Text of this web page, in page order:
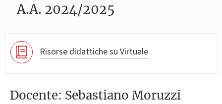
A.A. 2024/2025
Risorse didattiche su Virtuale
Docente: Sebastiano Moruzzi